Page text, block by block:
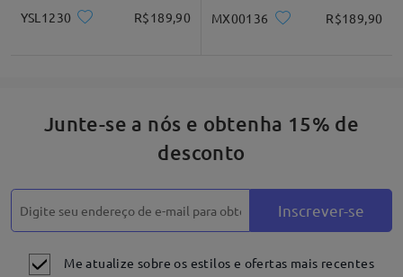
YSL1230 R$189,90 MX00136 R$189,90
Junte-se a nós e obtenha 15% de
desconto
Inscrever-se
Me atualize sobre os estilos e ofertas mais recentes